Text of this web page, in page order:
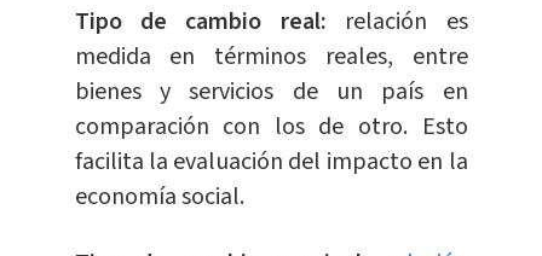
Tipo de cambio real: relación es
medida en términos reales, entre
bienes y servicios de un país en
comparación con los de otro. Esto
facilita la evaluación del impacto en la
economía social.